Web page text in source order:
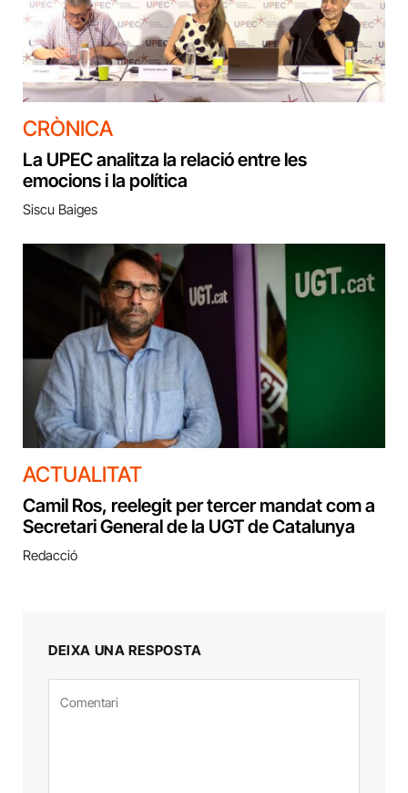
CRÒNICA
La UPEC analitza la relació entre les
emocions i la política
Siscu Baiges
ACTUALITAT
Camil Ros, reelegit per tercer mandat com a
Secretari General de la UGT de Catalunya
Redacció
DEIXA UNA RESPOSTA